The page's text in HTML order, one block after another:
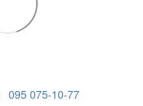
095 075-10-77